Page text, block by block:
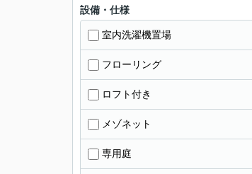
設備・仕様
室内洗濯機置場
フローリング
ロフト付き
メゾネット
専用庭